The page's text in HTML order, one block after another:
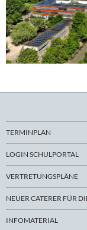
TERMINPLAN
LOGIN SCHULPORTAL
VERTRETUNGSPLÄNE
NEUER CATERER FÜR
INFOMATERIAL